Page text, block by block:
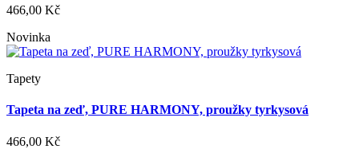
466,00 Kč
Novinka
Tapety
Tapeta na zeď, PURE HARMONY, proužky tyrkysová
466,00 Kč